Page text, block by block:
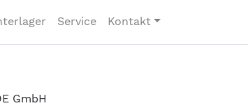
Service Kontakt
GmbH